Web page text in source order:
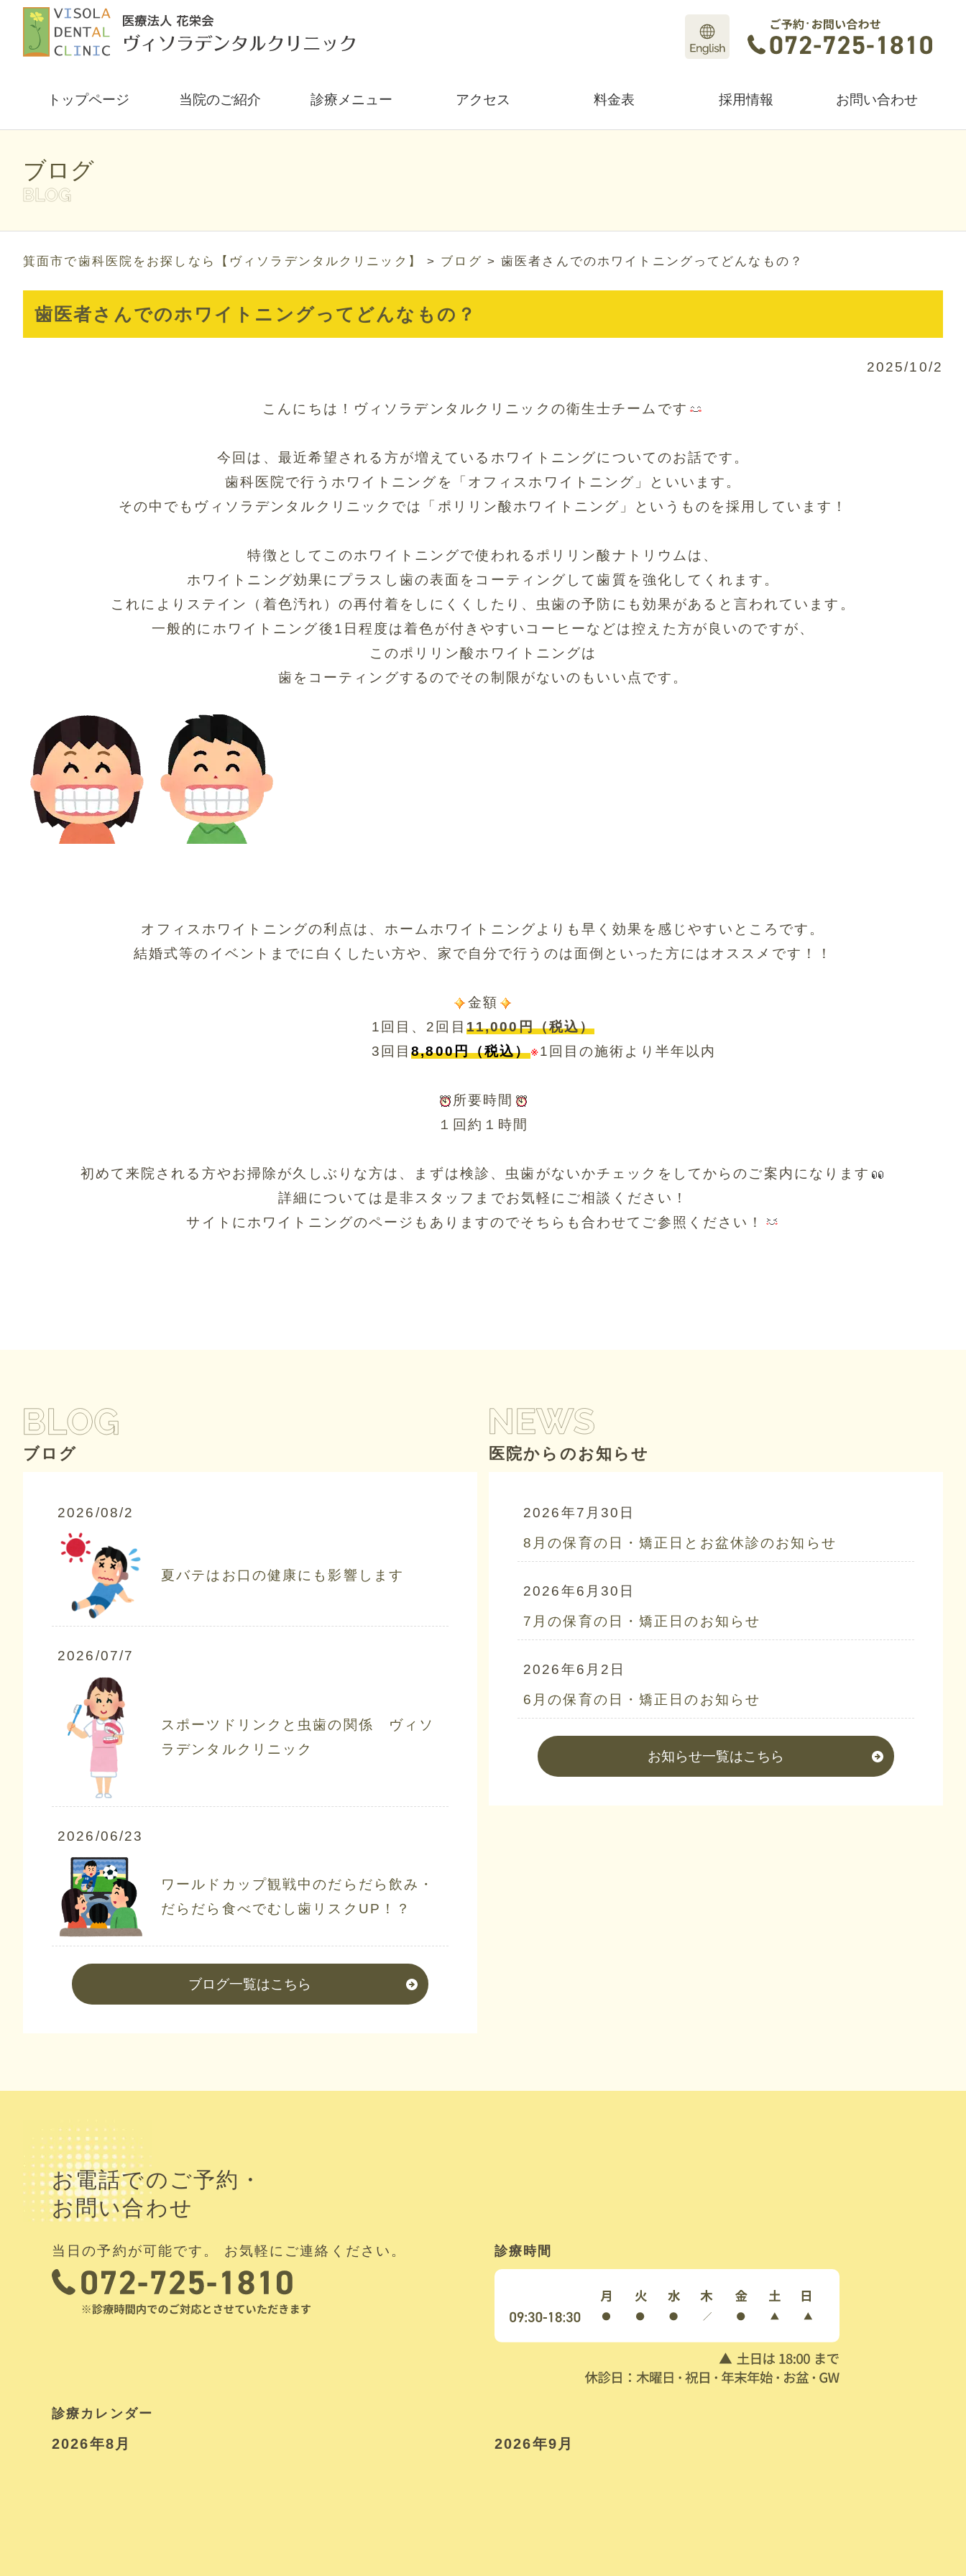
トップページ 当院のご紹介 診療メニュー アクセス 料金表 採用情報 お問い合わせ
ブログ
箕面市で歯科医院をお探しなら【ヴィソラデンタルクリニック】 > ブログ >歯医者さんでのホワイトニングってどんなもの？
歯医者さんでのホワイトニングってどんなもの？
2025/10/2
こんにちは！ヴィソラデンタルクリニックの衛生士チームです
今回は、最近希望される方が増えているホワイトニングについてのお話です。
歯科医院で行うホワイトニングを「オフィスホワイトニング」といいます。
その中でもヴィソラデンタルクリニックでは「ポリリン酸ホワイトニング」というものを採用しています！
特徴としてこのホワイトニングで使われるポリリン酸ナトリウムは、
ホワイトニング効果にプラスし歯の表面をコーティングして歯質を強化してくれます。
これによりステイン（着色汚れ）の再付着をしにくくしたり、虫歯の予防にも効果があると言われています。
一般的にホワイトニング後1日程度は着色が付きやすいコーヒーなどは控えた方が良いのですが、
このポリリン酸ホワイトニングは
歯をコーティングするのでその制限がないのもいい点です。
オフィスホワイトニングの利点は、ホームホワイトニングよりも早く効果を感じやすいところです。
結婚式等のイベントまでに白くしたい方や、家で自分で行うのは面倒といった方にはオススメです！！
金額
1回目、2回目 11,000円（税込）
3回目8,800円（税込）※1回目の施術より半年以内
所要時間
１回約１時間
初めて来院される方やお掃除が久しぶりな方は、まずは検診、虫歯がないかチェックをしてからのご案内になります
詳細については是非スタッフまでお気軽にご相談ください！
サイトにホワイトニングのページもありますのでそちらも合わせてご参照ください！
ブログ
2026/08/2
夏バテはお口の健康にも影響します
2026/07/7
スポーツドリンクと虫歯の関係 ヴィソ
ラデンタルクリニック
2026/06/23
ワールドカップ観戦中のだらだら飲み・
だらだら食べでむし歯リスクUP！？
ブログ一覧はこちら
医院からのお知らせ
2026年7月30日
8月の保育の日・矯正日とお盆休診のお知らせ
2026年6月30日
7月の保育の日・矯正日のお知らせ
2026年6月2日
6月の保育の日・矯正日のお知らせ
お知らせ一覧はこちら
お電話でのご予約・
お問い合わせ
当日の予約が可能です。 お気軽にご連絡ください。 診療時間
診療カレンダー
2026年8月 2026年9月